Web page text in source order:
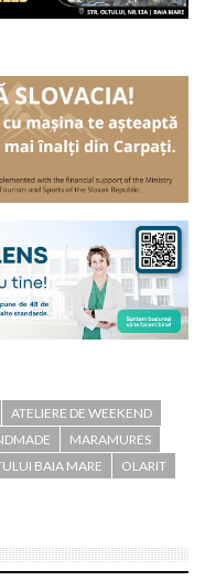
ATELIERE DE WEEKEND
MARAMURES
BAIA MARE
OLARIT